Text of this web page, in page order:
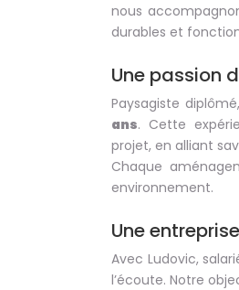
nous
durables et
Une passion
Paysagiste
ans. Cette
projet, en alliant
Chaque
environnement.
Une
Avec Ludovic,
l’écoute. Notre